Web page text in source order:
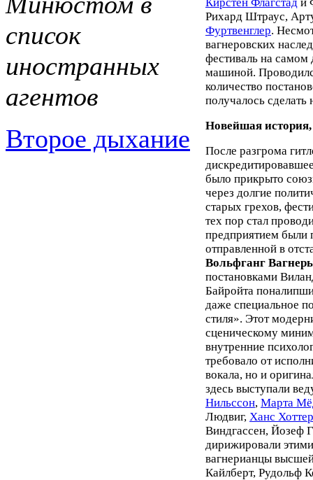
список
иностранных
агентов
Второе дыхание
Рихард Штраус,
Фуртвенглер.
вагнеровских
фестиваль на
машиной.
количество
получалось сделать
Новейшая
После разгрома
было прикрыто
через долгие
старых грехов,
тех пор стал
предприятием были
отправленной в
Вольфганг
постановками
Байройта
даже специальное
стиля». Этот
сценическому
внутренние
требовало от
вокала, но и
здесь выступали
Нильссон, Марта
Людвиг, Ханс Хоттер
Виндгассен, Йозеф
дирижировали
вагнерианцы
Кайлберт, Рудольф